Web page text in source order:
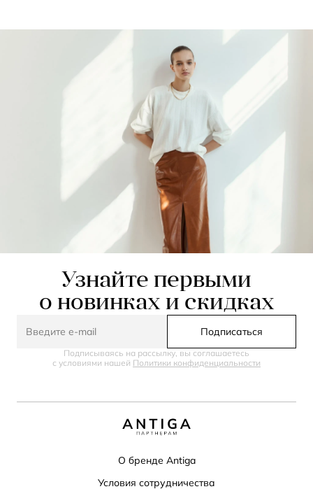
Узнайте первыми
о новинках и скидках
Подписаться
Подписываясь на рассылку, вы соглашаетесь
с условиями нашей Политики конфиденциальности
О бренде Antiga
Условия сотрудничества